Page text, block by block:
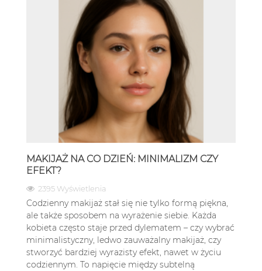
MAKIJAŻ NA CO DZIEŃ: MINIMALIZM CZY
EFEKT?
2395 Wyświetlenia
Codzienny makijaż stał się nie tylko formą piękna,
ale także sposobem na wyrażenie siebie. Każda
kobieta często staje przed dylematem – czy wybrać
minimalistyczny, ledwo zauważalny makijaż, czy
stworzyć bardziej wyrazisty efekt, nawet w życiu
codziennym. To napięcie między subtelną